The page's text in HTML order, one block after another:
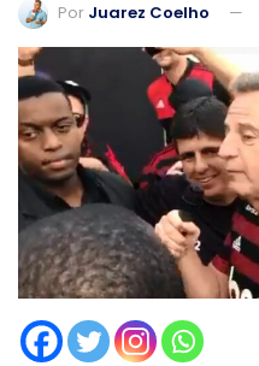
Por Juarez Coelho